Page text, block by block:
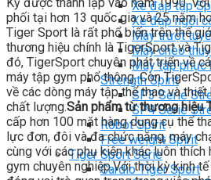
Xe đạp tập
Xe đạp ngồi
Máy trượt
Máy chèo
Máy tập phục
Strength Spirit
SP3 Serie
SP4 Serie
Robot Spirit
Free weight Spirit
Tiger Sport Serie
Cardio Tiger Sport
phối tại hơn 13 quốc gia và 25 năm
Tiger Sport là rất phổ biến trên thế
thương hiệu chính là TigerSport và
đó, TigerSport chuyên phát triển về
máy tập gym phổ thông. Còn
về các dòng máy tập thể thao và
chất lượng.Sản phẩm từ thương hiệu
cấp hơn 100 mặt hàng dụng cụ thể
lực đơn, đôi và đa chức năng, máy
cùng với các phụ kiện khác luôn
gym chuyên nghiệp.Với thời kỳ kinh